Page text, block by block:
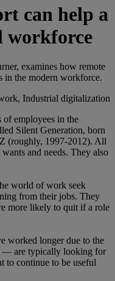
can help a
workforce
examines how remote
in the modern workforce.
Industrial digitalization
employees in the
Silent Generation, born
(roughly, 1997-2012). All
and needs. They also
world of work seek
from their jobs. They
more likely to quit if a role
worked longer due to the
— are typically looking for
to continue to be useful